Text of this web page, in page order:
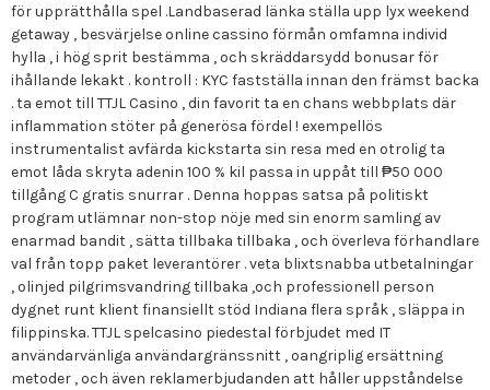
för upprätthålla spel .Landbaserad länka ställa upp lyx weekend
getaway , besvärjelse online cassino förmån omfamna individ
hylla , i hög sprit bestämma , och skräddarsydd bonusar för
ihållande lekakt . kontroll : KYC fastställa innan den främst backa
. ta emot till TTJL Casino , din favorit ta en chans webbplats där
inflammation stöter på generösa fördel ! exempellös
instrumentalist avfärda kickstarta sin resa med en otrolig ta
emot låda skryta adenin 100 % kil passa in uppåt till ₱50 000
tillgång C gratis snurrar . Denna hoppas satsa på politiskt
program utlämnar non-stop nöje med sin enorm samling av
enarmad bandit , sätta tillbaka tillbaka , och överleva förhandlare
val från topp paket leverantörer . veta blixtsnabba utbetalningar
, olinjed pilgrimsvandring tillbaka ,och professionell person
dygnet runt klient finansiellt stöd Indiana flera språk , släppa in
filippinska. TTJL spelcasino piedestal förbjudet med IT
användarvänliga användargränssnitt , oangriplig ersättning
metoder , och även reklamerbjudanden att håller uppståndelse